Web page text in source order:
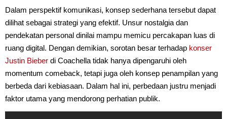
Dalam perspektif komunikasi, konsep sederhana tersebut dapat
dilihat sebagai strategi yang efektif. Unsur nostalgia dan
pendekatan personal dinilai mampu memicu percakapan luas di
ruang digital. Dengan demikian, sorotan besar terhadap konser
Justin Bieber di Coachella tidak hanya dipengaruhi oleh
momentum comeback, tetapi juga oleh konsep penampilan yang
berbeda dari kebiasaan. Dalam hal ini, perbedaan justru menjadi
faktor utama yang mendorong perhatian publik.